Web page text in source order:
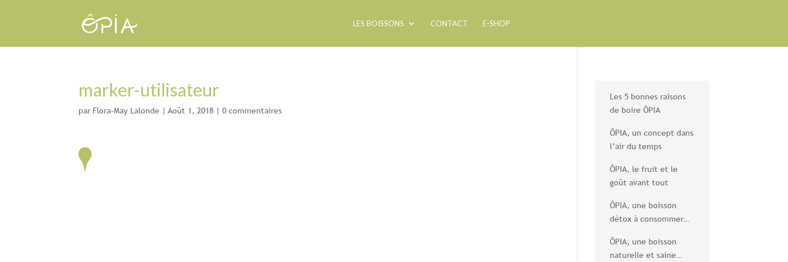
LES BOISSONS CONTACT E-SHOP
marker-utilisateur
par Flora-May Lalonde |Août 1, 2018 |0 commentaires
Les 5 bonnes raisons
de boire ÔPIA
ÔPIA, un concept dans
l’air du temps
ÔPIA, le fruit et le
goût avant tout
ÔPIA, une boisson
détox à consommer
ÔPIA, une boisson
naturelle et saine